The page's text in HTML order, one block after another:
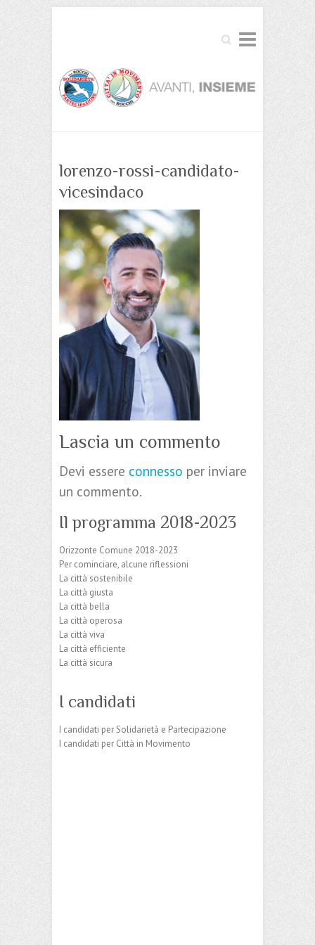
Cerca
lorenzo-rossi-candidato-
vicesindaco
Lascia un commento
Devi essere connesso per inviare
un commento.
Il programma 2018-2023
Orizzonte Comune 2018-2023
Per cominciare, alcune riflessioni
La città sostenibile
La città giusta
La città bella
La città operosa
La città viva
La città efficiente
La città sicura
I candidati
I candidati per Solidarietà e Partecipazione
I candidati per Città in Movimento